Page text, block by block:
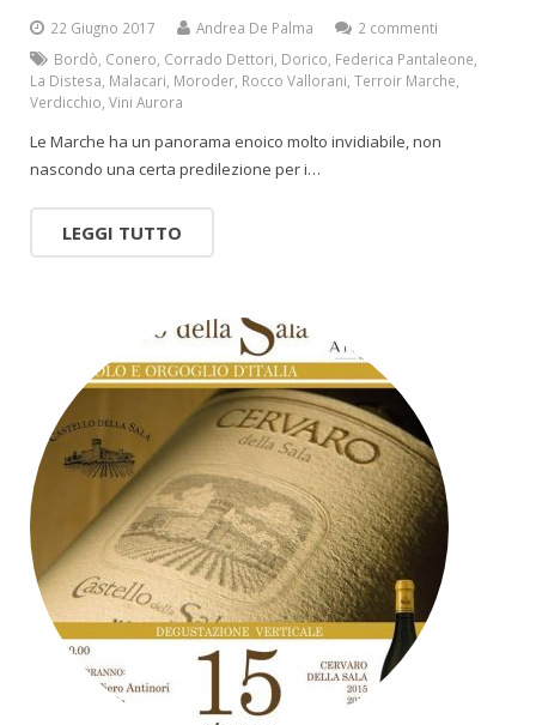
22 Giugno 2017 Andrea De Palma
2 commenti
Bordò Conero Corrado Dettori Dorico Federica Pantaleone
La Distesa Malacari Moroder Rocco Vallorani Terroir Marche
Verdicchio Vini Aurora
Le Marche ha un panorama enoico molto invidiabile, non
nascondo una certa predilezione per i…
LEGGI TUTTO